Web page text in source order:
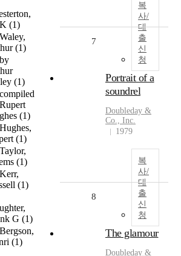
(1)
Waley,
(1)
by
(1)
compiled
(1)
Hughes,
(1)
Taylor,
(1)
Kerr,
(1)
G (1)
Bergson,
(1)
복
사/
대
출
신
청
7
Portrait of a
soundrel
Doubleday &
Co., Inc.
1979
복
사/
대
출
신
청
8
The glamour
Doubleday &